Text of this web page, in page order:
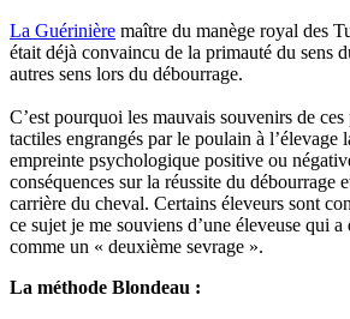
La Guérinière maître du manège royal des
était déjà convaincu de la primauté du sens
autres sens lors du débourrage.
C’est pourquoi les mauvais souvenirs de
tactiles engrangés par le poulain à l’élevage
empreinte psychologique positive ou
conséquences sur la réussite du débourrage
carrière du cheval. Certains éleveurs sont
ce sujet je me souviens d’une éleveuse qui
comme un « deuxième sevrage ».
La méthode Blondeau :